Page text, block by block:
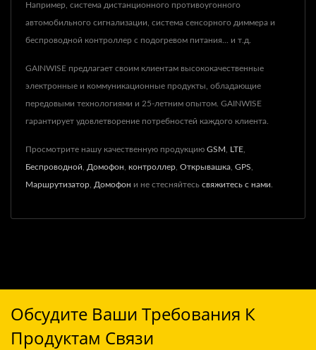
Например, система дистанционного противоугонного
автомобильного сигнализации, система сенсорного диммера и
беспроводной контроллер с подогревом питания... и т.д.
GAINWISE предлагает своим клиентам высококачественные
электронные и коммуникационные продукты, обладающие
передовыми технологиями и 25-летним опытом. GAINWISE
гарантирует удовлетворение потребностей каждого клиента.
Просмотрите нашу качественную продукцию GSM LTE
Беспроводной Домофон контроллер Открывашка GPS
Маршрутизатор Домофон и не стесняйтесь свяжитесь с нами
Обсудите Ваши Требования К
Продуктам Связи